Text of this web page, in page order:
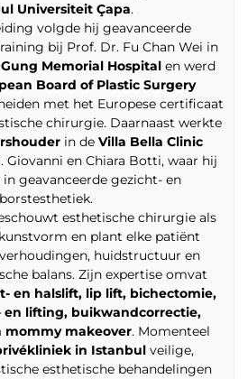
Universiteit Çapa.
volgde hij geavanceerde
bij Prof. Dr. Fu Chan Wei in
Memorial Hospital en werd
Board of Plastic Surgery
met het Europese certificaat
chirurgie. Daarnaast werkte
in de Villa Bella Clinic
Giovanni en Chiara Botti, waar hij
geavanceerde gezicht- en
borstesthetiek.
esthetische chirurgie als
en plant elke patiënt
huidstructuur en
balans. Zijn expertise omvat
en halslift, lip lift, bichectomie,
en lifting, buikwandcorrectie,
mommy makeover. Momenteel
in Istanbul veilige,
esthetische behandelingen